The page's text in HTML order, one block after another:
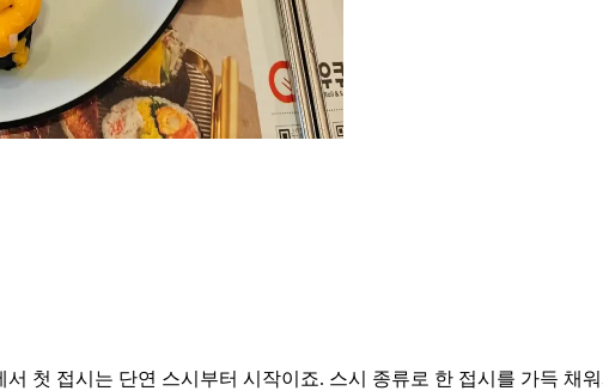
첫 접시는 단연 스시부터 시작이죠. 스시 종류로 한 접시를 가득 채